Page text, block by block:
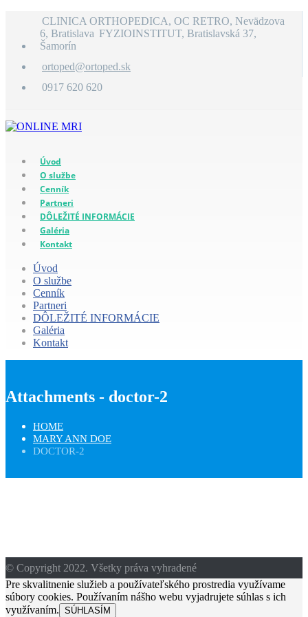
CLINICA ORTHOPEDICA, OC RETRO, Nevädzova
6, Bratislava FYZIOINSTITUT, Bratislavská 37,
Šamorín
ortoped@ortoped.sk
0917 620 620
Úvod
O službe
Cenník
Partneri
DÔLEŽITÉ INFORMÁCIE
Galéria
Kontakt
Úvod
O službe
Cenník
Partneri
DÔLEŽITÉ INFORMÁCIE
Galéria
Kontakt
Attachments - doctor-2
HOME
MARY ANN DOE
DOCTOR-2
© Copyright 2022. Všetky práva vyhradené
Pre skvalitnenie služieb a používateľského prostredia využívame
súbory cookies. Používaním nášho webu vyjadrujete súhlas s ich
využívaním. SÚHLASÍM